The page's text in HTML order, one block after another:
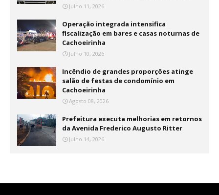
Julho 11, 2026
Operação integrada intensifica
fiscalização em bares e casas noturnas de
Cachoeirinha
Julho 10, 2026
Incêndio de grandes proporções atinge
salão de festas de condomínio em
Cachoeirinha
Agosto 08, 2026
Prefeitura executa melhorias em retornos
da Avenida Frederico Augusto Ritter
Julho 14, 2026